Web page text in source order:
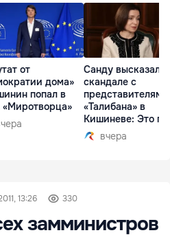
от
дома»
попал в
«Миротворца»
Санду
скандале с
представителями
«Талибана» в
Кишиневе: Это
вчера
13:26 330
замминистров